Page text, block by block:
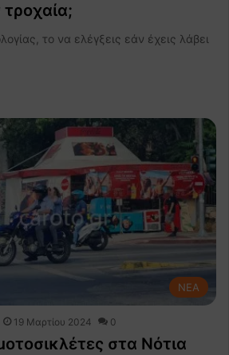
το να ελέγξεις εάν έχεις λάβει
NEA
19 Μαρτίου 2024 0
στα Νότια